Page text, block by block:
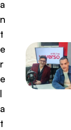
a
n
t
e
r
e
l
a
t